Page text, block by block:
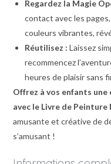
Regardez la Magie
contact avec les
couleurs vibrantes,
Réutilisez : Laissez
recommencez
heures de plaisir sans
Offrez à vos enfants
avec le Livre de Peinture
amusante et créative de
s’amusant !